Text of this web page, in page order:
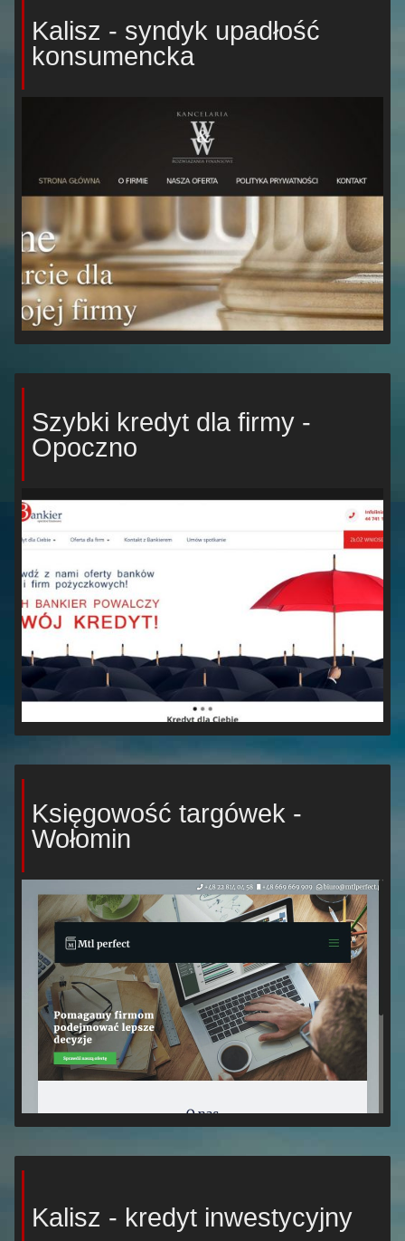
Kalisz - syndyk upadłość
konsumencka
Szybki kredyt dla firmy -
Opoczno
Księgowość targówek -
Wołomin
Kalisz - kredyt inwestycyjny